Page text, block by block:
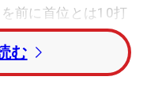
前に首位とは10打
む